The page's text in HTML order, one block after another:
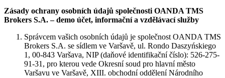
Zásady ochrany osobních údajů společnosti OANDA TMS
Brokers S.A. – demo účet, informační a vzdělávací služby
Správcem vašich osobních údajů je společnost OANDA TMS
Brokers S.A. se sídlem ve Varšavě, ul. Rondo Daszyńskiego
1, 00-843 Varšava, NIP (daňové identifikační číslo): 526-275-
91-31, pro kterou vede Okresní soud pro hlavní město
Varšavu ve Varšavě, XIII. obchodní oddělení Národního